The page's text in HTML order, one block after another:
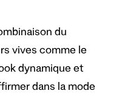
du
vives comme le
dynamique et
dans la mode